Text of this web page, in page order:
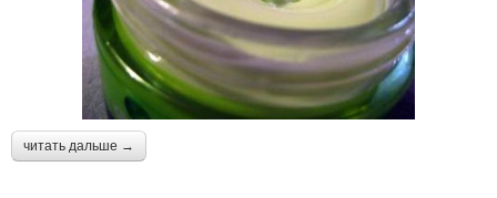
читать дальше →